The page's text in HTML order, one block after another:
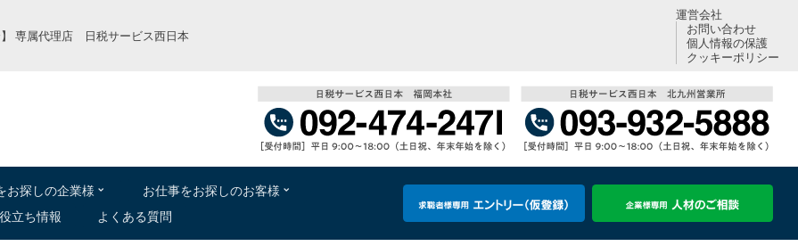
】 専属代理店 日税サービス西日本
運営会社
お問い合わせ
個人情報の保護
クッキーポリシー
お探 しの企業様 お仕事をお探 しのお客様
役立ち情報 よくある質問